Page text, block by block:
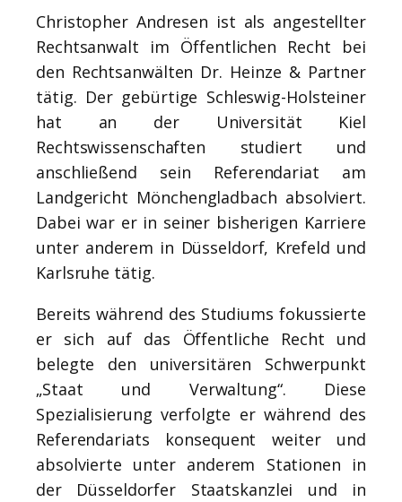
Christopher Andresen ist als angestellter
Rechtsanwalt im Öffentlichen Recht bei
den Rechtsanwälten Dr. Heinze & Partner
tätig. Der gebürtige Schleswig-Holsteiner
hat an der Universität Kiel
Rechtswissenschaften studiert und
anschließend sein Referendariat am
Landgericht Mönchengladbach absolviert.
Dabei war er in seiner bisherigen Karriere
unter anderem in Düsseldorf, Krefeld und
Karlsruhe tätig.
Bereits während des Studiums fokussierte
er sich auf das Öffentliche Recht und
belegte den universitären Schwerpunkt
„Staat und Verwaltung“. Diese
Spezialisierung verfolgte er während des
Referendariats konsequent weiter und
absolvierte unter anderem Stationen in
der Düsseldorfer Staatskanzlei und in